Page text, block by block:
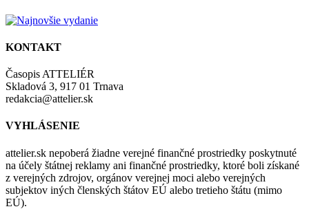
KONTAKT
Časopis ATTELIÉR
Skladová 3, 917 01 Trnava
redakcia@attelier.sk
VYHLÁSENIE
attelier.sk nepoberá žiadne verejné finančné prostriedky poskytnuté
na účely štátnej reklamy ani finančné prostriedky, ktoré boli získané
z verejných zdrojov, orgánov verejnej moci alebo verejných
subjektov iných členských štátov EÚ alebo tretieho štátu (mimo
EÚ).